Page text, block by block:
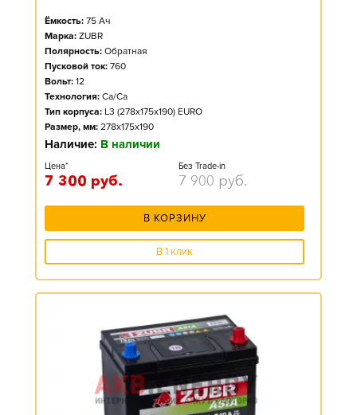
Ёмкость: 75 Ач
Марка: ZUBR
Полярность: Обратная
Пусковой ток: 760
Вольт: 12
Технология: Ca/Ca
Тип корпуса: L3 (278x175x190) EURO
Размер, мм: 278x175x190
Наличие: В наличии
Цена*
7 300 руб.
Без Trade-in
7 900 руб.
В КОРЗИНУ
В 1 клик